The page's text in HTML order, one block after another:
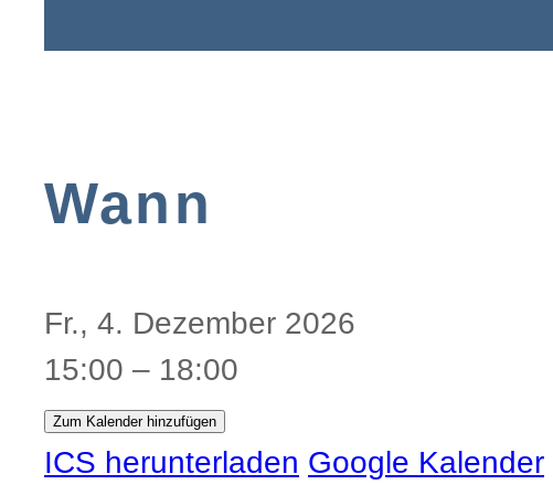
Wann
Fr., 4. Dezember 2026
15:00 – 18:00
Zum Kalender hinzufügen
ICS herunterladen Google Kalender